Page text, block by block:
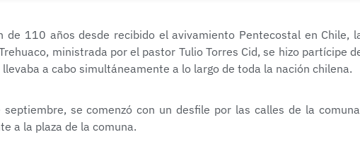
110 años desde recibido el avivamiento Pentecostal en Chile,
ministrada por el pastor Tulio Torres Cid, se hizo partícipe
a cabo simultáneamente a lo largo de toda la nación chilena.
se comenzó con un desfile por las calles de la
a la plaza de la comuna.